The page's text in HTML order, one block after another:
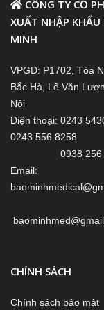
CÔNG TY CỔ
XUẤT NHẬP KHẨU
MINH
VPGD: P1702, Tòa
Bắc Hà, Lê Văn
Nội
Điện thoại: 0243
0243 556 8258
0938 256
Email:
CHÍNH SÁCH
Chính sách bảo mật